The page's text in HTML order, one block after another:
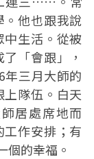
他也跟我說
生活。從被
「會跟」，
年三月大師的
隊伍。白天
居處席地而
作安排；有
個的幸福。